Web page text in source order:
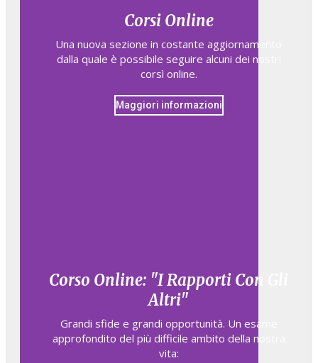
Corsi Online
Una nuova sezione in costante aggiornamento
dalla quale è possibile seguire alcuni dei nostri
corsì online.
Maggiori informazioni
Corso Online: "I Rapporti Con Gli
Altri"
Grandi sfide e grandi opportunità. Un esame
approfondito del più difficile ambito della nostra
vita: